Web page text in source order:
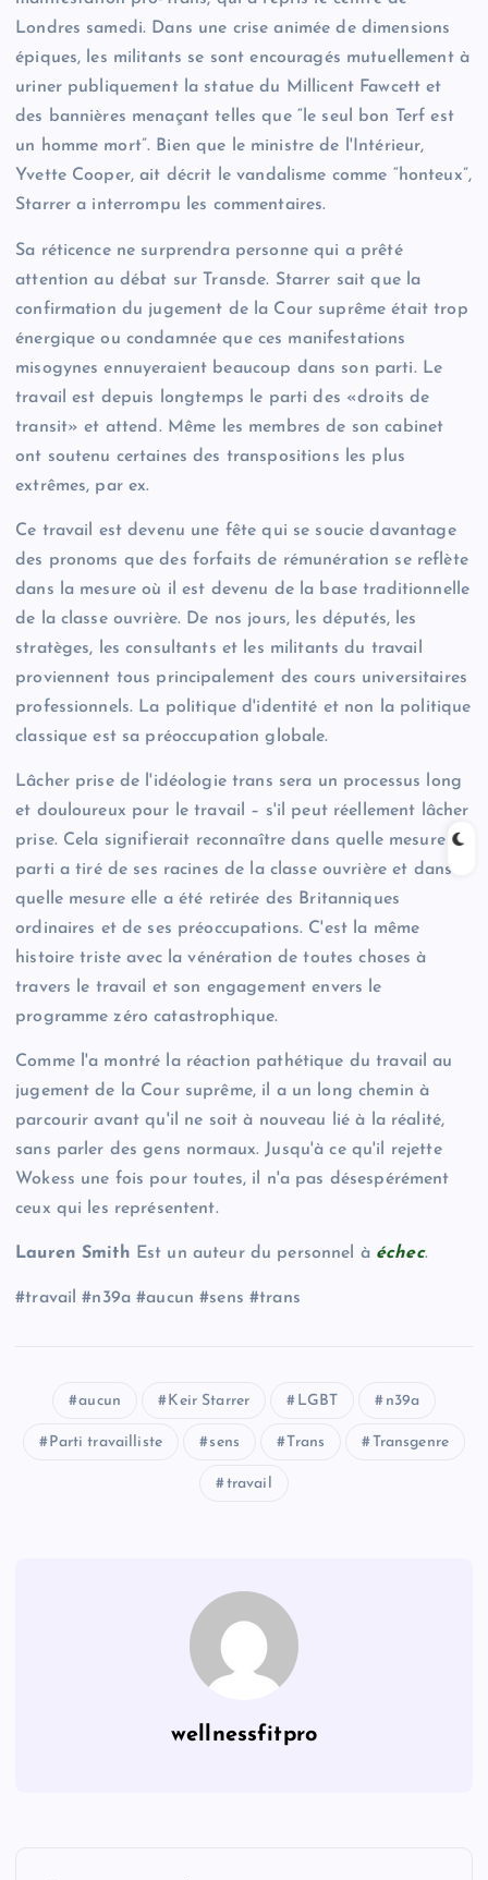
Londres samedi. Dans une crise animée de dimensions
épiques, les militants se sont encouragés mutuellement à
uriner publiquement la statue du Millicent Fawcett et
des bannières menaçant telles que “le seul bon Terf est
un homme mort”. Bien que le ministre de l'Intérieur,
Yvette Cooper, ait décrit le vandalisme comme “honteux”,
Starrer a interrompu les commentaires.
Sa réticence ne surprendra personne qui a prêté
attention au débat sur Transde. Starrer sait que la
confirmation du jugement de la Cour suprême était trop
énergique ou condamnée que ces manifestations
misogynes ennuyeraient beaucoup dans son parti. Le
travail est depuis longtemps le parti des «droits de
transit» et attend. Même les membres de son cabinet
ont soutenu certaines des transpositions les plus
extrêmes, par ex.
Ce travail est devenu une fête qui se soucie davantage
des pronoms que des forfaits de rémunération se reflète
dans la mesure où il est devenu de la base traditionnelle
de la classe ouvrière. De nos jours, les députés, les
stratèges, les consultants et les militants du travail
proviennent tous principalement des cours universitaires
professionnels. La politique d'identité et non la politique
classique est sa préoccupation globale.
Lâcher prise de l'idéologie trans sera un processus long
et douloureux pour le travail – s'il peut réellement lâcher
prise. Cela signifierait reconnaître dans quelle mesure le
parti a tiré de ses racines de la classe ouvrière et dans
quelle mesure elle a été retirée des Britanniques
ordinaires et de ses préoccupations. C'est la même
histoire triste avec la vénération de toutes choses à
travers le travail et son engagement envers le
programme zéro catastrophique.
Comme l'a montré la réaction pathétique du travail au
jugement de la Cour suprême, il a un long chemin à
parcourir avant qu'il ne soit à nouveau lié à la réalité,
sans parler des gens normaux. Jusqu'à ce qu'il rejette
Wokess une fois pour toutes, il n'a pas désespérément
ceux qui les représentent.
Lauren Smith Est un auteur du personnel à échec.
#travail #n39a #aucun #sens #trans
aucun Keir Starrer LGBT n39a
Parti travailliste sens Trans Transgenre
travail
wellnessfitpro